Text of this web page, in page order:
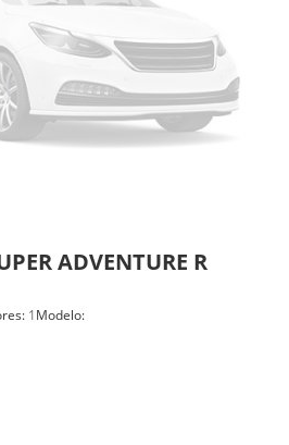
ADVENTURE R
1Modelo: